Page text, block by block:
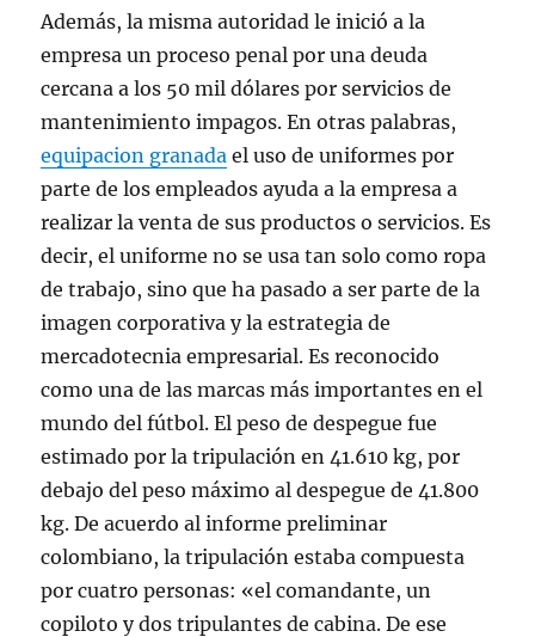
Además, la misma autoridad le inició a la
empresa un proceso penal por una deuda
cercana a los 50 mil dólares por servicios de
mantenimiento impagos. En otras palabras,
equipacion granada el uso de uniformes por
parte de los empleados ayuda a la empresa a
realizar la venta de sus productos o servicios. Es
decir, el uniforme no se usa tan solo como ropa
de trabajo, sino que ha pasado a ser parte de la
imagen corporativa y la estrategia de
mercadotecnia empresarial. Es reconocido
como una de las marcas más importantes en el
mundo del fútbol. El peso de despegue fue
estimado por la tripulación en 41.610 kg, por
debajo del peso máximo al despegue de 41.800
kg. De acuerdo al informe preliminar
colombiano, la tripulación estaba compuesta
por cuatro personas: «el comandante, un
copiloto y dos tripulantes de cabina. De ese